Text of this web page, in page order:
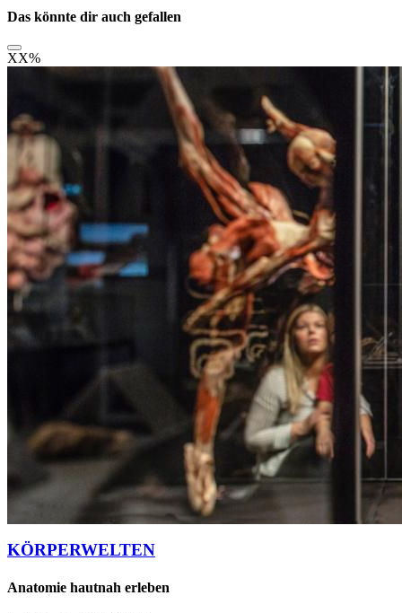
Das könnte dir auch gefallen
XX%
KÖRPERWELTEN
Anatomie hautnah erleben